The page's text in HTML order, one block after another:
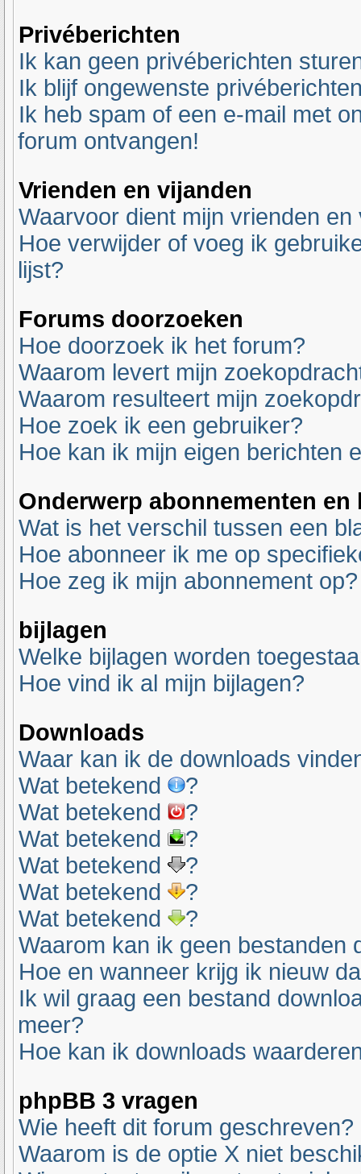
Privéberichten
Ik kan geen privéberichten
Ik blijf ongewenste
Ik heb spam of een e-mail met
forum ontvangen!
Vrienden en vijanden
Waarvoor dient mijn vrienden en
Hoe verwijder of voeg ik
lijst?
Forums doorzoeken
Hoe doorzoek ik het forum?
Waarom levert mijn
Waarom resulteert mijn
Hoe zoek ik een gebruiker?
Hoe kan ik mijn eigen berichten
Onderwerp abonnementen en
Wat is het verschil tussen een
Hoe abonneer ik me op
Hoe zeg ik mijn abonnement op?
bijlagen
Welke bijlagen worden
Hoe vind ik al mijn bijlagen?
Downloads
Waar kan ik de downloads
Wat betekend
?
Wat betekend
?
Wat betekend
?
Wat betekend
?
Wat betekend
?
Wat betekend
?
Waarom kan ik geen bestanden
Hoe en wanneer krijg ik nieuw
Ik wil graag een bestand
meer?
Hoe kan ik downloads
phpBB 3 vragen
Wie heeft dit forum geschreven?
Waarom is de optie X niet